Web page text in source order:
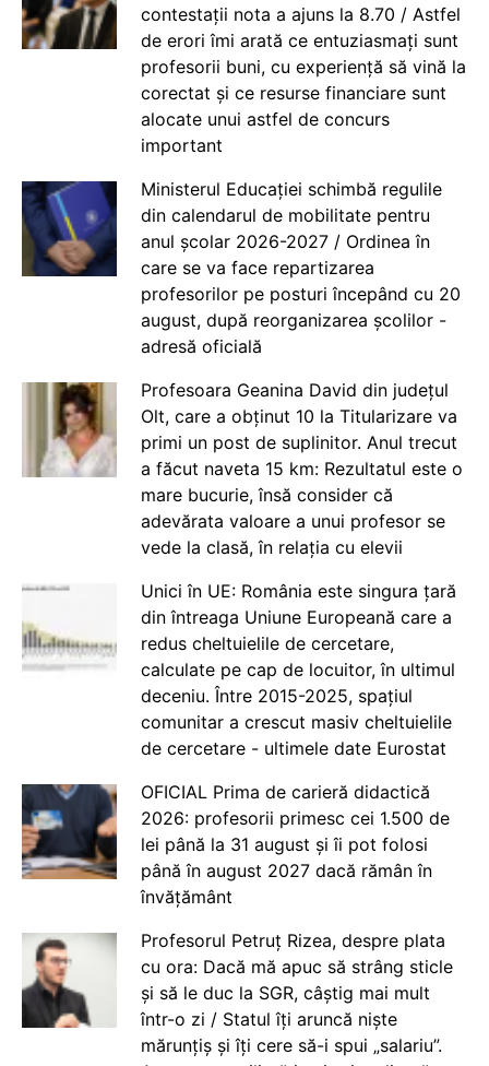
contestații nota a ajuns la 8.70 / Astfel
de erori îmi arată ce entuziasmați sunt
profesorii buni, cu experiență să vină la
corectat și ce resurse financiare sunt
alocate unui astfel de concurs
important
Ministerul Educației schimbă regulile
din calendarul de mobilitate pentru
anul școlar 2026-2027 / Ordinea în
care se va face repartizarea
profesorilor pe posturi începând cu 20
august, după reorganizarea școlilor -
adresă oficială
Profesoara Geanina David din județul
Olt, care a obținut 10 la Titularizare va
primi un post de suplinitor. Anul trecut
a făcut naveta 15 km: Rezultatul este o
mare bucurie, însă consider că
adevărata valoare a unui profesor se
vede la clasă, în relația cu elevii
Unici în UE: România este singura țară
din întreaga Uniune Europeană care a
redus cheltuielile de cercetare,
calculate pe cap de locuitor, în ultimul
deceniu. Între 2015-2025, spațiul
comunitar a crescut masiv cheltuielile
de cercetare - ultimele date Eurostat
OFICIAL Prima de carieră didactică
2026: profesorii primesc cei 1.500 de
lei până la 31 august și îi pot folosi
până în august 2027 dacă rămân în
învățământ
Profesorul Petruț Rizea, despre plata
cu ora: Dacă mă apuc să strâng sticle
și să le duc la SGR, câștig mai mult
într-o zi / Statul îți aruncă niște
mărunțiș și îți cere să-i spui „salariu”.